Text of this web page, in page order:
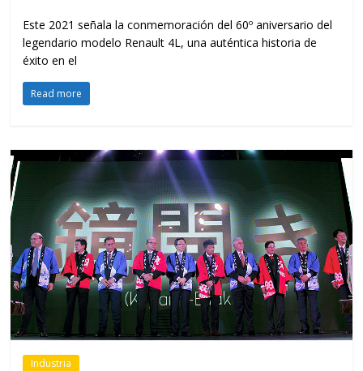
Este 2021 señala la conmemoración del 60º aniversario del
legendario modelo Renault 4L, una auténtica historia de
éxito en el
Read more
Industria